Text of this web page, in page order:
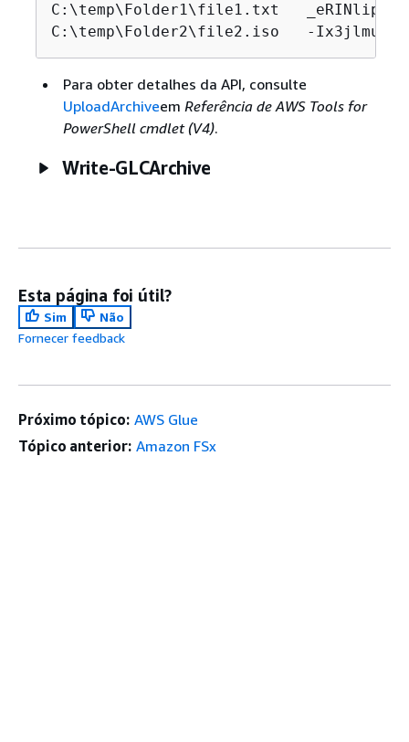
C:\temp\Folder1\file1.txt
C:\temp\Folder2\file2.iso   -
Para obter detalhes da API, consulte
UploadArchiveem Referência de AWS Tools for
PowerShell cmdlet (V4).
Write-GLCArchive
Esta página foi útil?
Sim
Não
Fornecer feedback
Próximo tópico: AWS Glue
Tópico anterior: Amazon FSx